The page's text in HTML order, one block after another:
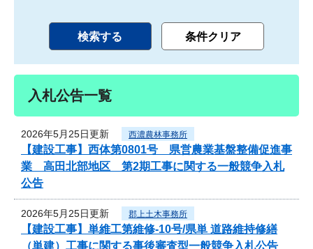
入札公告一覧
2026年5月25日更新 西濃農林事務所
【建設工事】西体第0801号 県営農業基盤整備促進事
業 高田北部地区 第2期工事に関する一般競争入札
公告
2026年5月25日更新 郡上土木事務所
【建設工事】単維工第維修-10号/県単 道路維持修繕
（単建）工事に関する事後審査型一般競争入札公告